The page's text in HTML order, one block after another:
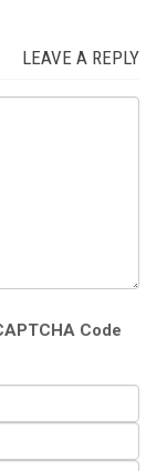
LEAVE A REPLY
Code